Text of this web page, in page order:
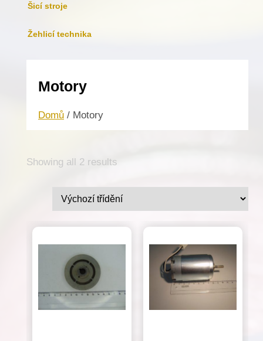
Šicí stroje
Žehlicí technika
Motory
Domů / Motory
Showing all 2 results